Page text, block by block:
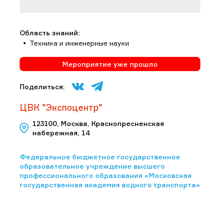
Область знаний:
Техника и инженерные науки
Мероприятие уже прошло
Поделиться:
ЦВК "Экспоцентр"
123100, Москва, Краснопресненская
набережная, 14
Федеральное бюджетное государственное
образовательное учреждение высшего
профессионального образования «Московская
государственная академия водного транспорта»